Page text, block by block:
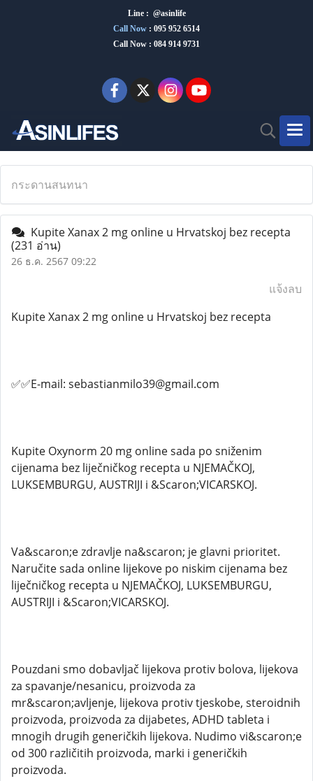
Line : @asinlife
Call Now : 095 952 6514
Call Now : 084 914 9731
กระดานสนทนา
Kupite Xanax 2 mg online u Hrvatskoj bez recepta
(231 อ่าน)
26 ธ.ค. 2567 09:22
แจ้งลบ
Kupite Xanax 2 mg online u Hrvatskoj bez recepta
✅✅E-mail: sebastianmilo39@gmail.com
Kupite Oxynorm 20 mg online sada po sniženim
cijenama bez liječničkog recepta u NJEMAČKOJ,
LUKSEMBURGU, AUSTRIJI i &Scaron;VICARSKOJ.
Va&scaron;e zdravlje na&scaron; je glavni prioritet.
Naručite sada online lijekove po niskim cijenama bez
liječničkog recepta u NJEMAČKOJ, LUKSEMBURGU,
AUSTRIJI i &Scaron;VICARSKOJ.
Pouzdani smo dobavljač lijekova protiv bolova, lijekova
za spavanje/nesanicu, proizvoda za
mr&scaron;avljenje, lijekova protiv tjeskobe, steroidnih
proizvoda, proizvoda za dijabetes, ADHD tableta i
mnogih drugih generičkih lijekova. Nudimo vi&scaron;e
od 300 različitih proizvoda, marki i generičkih
proizvoda.